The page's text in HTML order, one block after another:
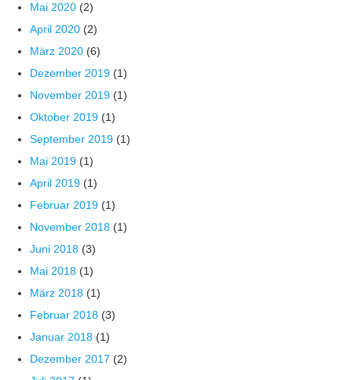
Mai 2020 (2)
April 2020 (2)
März 2020 (6)
Dezember 2019 (1)
November 2019 (1)
Oktober 2019 (1)
September 2019 (1)
Mai 2019 (1)
April 2019 (1)
Februar 2019 (1)
November 2018 (1)
Juni 2018 (3)
Mai 2018 (1)
März 2018 (1)
Februar 2018 (3)
Januar 2018 (1)
Dezember 2017 (2)